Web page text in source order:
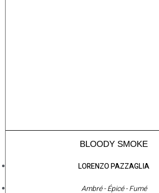
BLOODY SMOKE
LORENZO PAZZAGLIA
Ambré - Épicé - Fumé